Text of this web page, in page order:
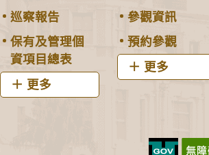
巡察報告
保有及管理個
資項目總表
更多
參觀資訊
預約參觀
更多